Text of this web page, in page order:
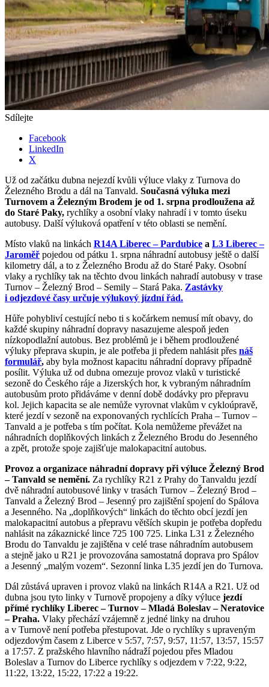
Sdílejte
Facebook
LinkedIn
X
Už od začátku dubna nejezdí kvůli výluce vlaky z Turnova do
Železného Brodu a dál na Tanvald. Současná výluka mezi
Turnovem a Železným Brodem je od 1. srpna prodloužena až
do Staré Paky, rychlíky a osobní vlaky nahradí i v tomto úseku
autobusy. Další výluková opatření v této oblasti se nemění.
Místo vlaků na linkách R14A Liberec – Pardubice a L3 Liberec –
Jaroměř pojedou od pátku 1. srpna náhradní autobusy ještě o další
kilometry dál, a to z Železného Brodu až do Staré Paky. Osobní
vlaky a rychlíky tak na těchto dvou linkách nahradí autobusy v trase
Turnov – Železný Brod – Semily – Stará Paka. Zastávky
i odjezdové časy určuje výlukový jízdní řád.
Hůře pohybliví cestující nebo ti s kočárkem nemusí mít obavy, do
každé skupiny náhradní dopravy nasazujeme alespoň jeden
nízkopodlažní autobus. Bez problémů je i během prodloužené
výluky přeprava skupin, je ale potřeba ji předem nahlásit přes náš
formulář, aby byla možnost kapacitu náhradní dopravy případně
posílit. Výluka už od dubna omezuje provoz vlaků v turistické
sezoně do Českého ráje a Jizerských hor, k vybraným náhradním
autobusům proto přidáváme v denní době dodávky pro přepravu
kol. Jejich kapacita se ale nemůže vyrovnat vlakům v cykloúpravě,
které jezdí v sezoně na exponovaných rychlících Praha – Turnov –
Tanvald a je potřeba s tím počítat. Kola nemůžeme převážet na
náhradních doplňkových linkách z Železného Brodu do Jesenného
a zpět, protože spoje zajišťuje malokapacitní autobus.
Provoz a organizace náhradní dopravy při výluce Železný Brod
– Tanvald se nemění. Za rychlíky R21 z Prahy do Tanvaldu jezdí
dvě náhradní autobusové linky v trasách Turnov – Železný Brod –
Tanvald a Železný Brod – Jesenný pro zajištění spojení do Spálova
a Jesenného. Na „doplňkových“ linkách do těchto obcí jezdí jen
malokapacitní autobus a přepravu větších skupin je potřeba dopředu
nahlásit na zákaznické lince 725 100 725. Linka L31 z Železného
Brodu do Tanvaldu je zajištěna v celé trase náhradním autobusem
a stejně jako u R21 je provozována samostatná doprava pro Spálov
a Jesenný „malým vozem“. Sezonní linka L35 jezdí jen do Turnova.
Dál zůstává upraven i provoz vlaků na linkách R14A a R21. Už od
dubna jsou tyto linky v Turnově propojeny a díky výluce jezdí
přímé rychlíky Liberec – Turnov – Mladá Boleslav – Neratovice
– Praha. Vlaky přechází vzájemně z jedné linky na druhou
a v Turnově není potřeba přestupovat. Jde o rychlíky s upraveným
odjezdovým časem z Liberce v 5:57, 7:57, 9:57, 11:57, 13:57, 15:57
a 17:57. Z pražského hlavního nádraží pojedou přes Mladou
Boleslav a Turnov do Liberce rychlíky s odjezdem v 7:22, 9:22,
11:22, 13:22, 15:22, 17:22 a 19:22.